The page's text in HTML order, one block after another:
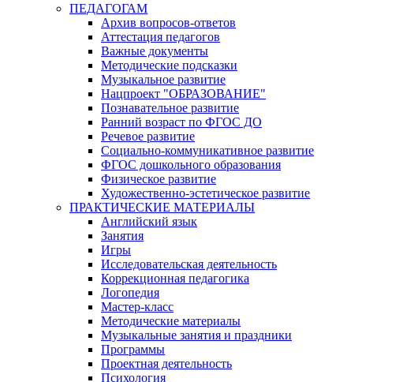
ПЕДАГОГАМ
Архив вопросов-ответов
Аттестация педагогов
Важные документы
Методические подсказки
Музыкальное развитие
Нацпроект "ОБРАЗОВАНИЕ"
Познавательное развитие
Ранний возраст по ФГОС ДО
Речевое развитие
Социально-коммуникативное развитие
ФГОС дошкольного образования
Физическое развитие
Художественно-эстетическое развитие
ПРАКТИЧЕСКИЕ МАТЕРИАЛЫ
Английский язык
Занятия
Игры
Исследовательская деятельность
Коррекционная педагогика
Логопедия
Мастер-класс
Методические материалы
Музыкальные занятия и праздники
Программы
Проектная деятельность
Психология